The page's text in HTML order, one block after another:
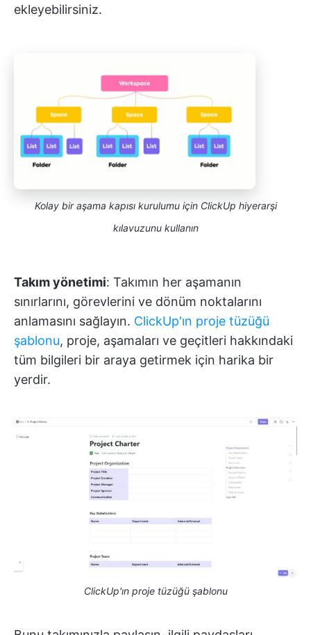
ekleyebilirsiniz.
Kolay bir aşama kapısı kurulumu için ClickUp hiyerarşi
kılavuzunu kullanın
Takım yönetimi: Takımın her aşamanın
sınırlarını, görevlerini ve dönüm noktalarını
anlamasını sağlayın. ClickUp'ın proje tüzüğü
şablonu, proje, aşamaları ve geçitleri hakkındaki
tüm bilgileri bir araya getirmek için harika bir
yerdir.
ClickUp'ın proje tüzüğü şablonu